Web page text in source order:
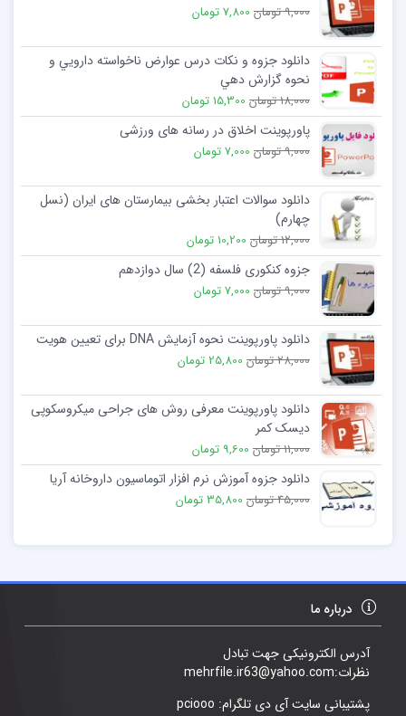
9,000 تومان 7,800 تومان
دانلود جزوه و نکات درس عوارض ناخواسته دارويي و
نحوه گزارش دهي
18,000 تومان 15,300 تومان
پاورپوینت اخلاق در رسانه های ورزشی
9,000 تومان 7,000 تومان
دانلود سوالات اعتبار بخشی بیمارستان های ایران (نسل
چهارم)
12,000 تومان 10,200 تومان
جزوه کنکوری فلسفه (2) سال دوازدهم
9,000 تومان 7,000 تومان
دانلود پاورپوینت نحوه آزمایش DNA برای تعیین هویت
28,000 تومان 25,800 تومان
دانلود پاورپوینت معرفی روش های جراحی میکروسکوپی
دیسک کمر
11,000 تومان 9,600 تومان
دانلود جزوه آموزش نرم افزار اتوماسیون داروخانه آریا
45,000 تومان 35,800 تومان
درباره ما
آدرس الکترونیکی جهت تبادل
نظرات:mehrfile.ir63@yahoo.com
پشتیبانی سایت آی دی تلگرام: pciooo